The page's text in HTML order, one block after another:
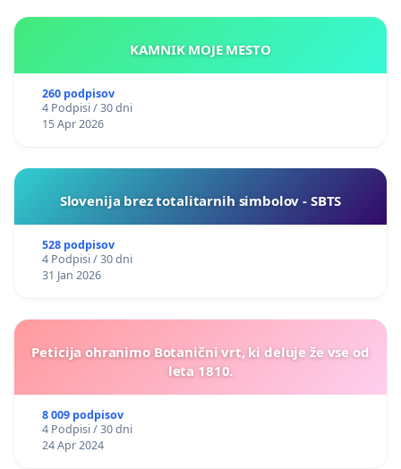
KAMNIK MOJE MESTO
260 podpisov
4 Podpisi / 30 dni
15 Apr 2026
Slovenija brez totalitarnih simbolov - SBTS
528 podpisov
4 Podpisi / 30 dni
31 Jan 2026
Peticija ohranimo Botanični vrt, ki deluje že vse od
leta 1810.
8 009 podpisov
4 Podpisi / 30 dni
24 Apr 2024